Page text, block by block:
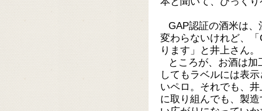
GAP認証の酒米は
変わらないけれど、
ります」と井上さん。
ところが、お酒は
してもラベルには表
いペロ。それでも、
に取り組んでも、製